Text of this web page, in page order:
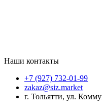
Наши контакты
+7 (927) 732-01-99
zakaz@siz.market
г. Тольятти, ул.